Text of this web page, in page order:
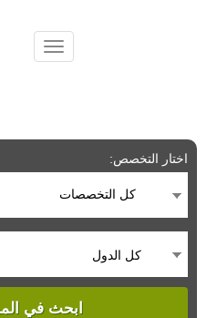
اختار التخصص:
كل التخصصات
كل الدول
ابحث في